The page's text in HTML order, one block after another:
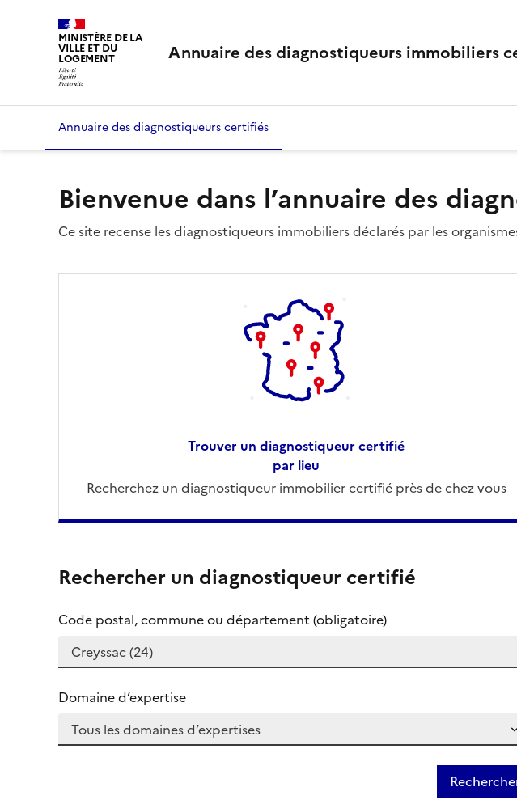
MINISTÈRE DE LA
VILLE ET DU
LOGEMENT Annuaire des diagnostiqueurs immobiliers
Annuaire des diagnostiqueurs certifiés
Bienvenue dans l’annuaire des
Ce site recense les diagnostiqueurs immobiliers déclarés par les
Trouver un diagnostiqueur certifié
par lieu
Recherchez un diagnostiqueur immobilier certifié près de chez vous
Rechercher un diagnostiqueur certifié
Code postal, commune ou département (obligatoire)
Domaine d’expertise